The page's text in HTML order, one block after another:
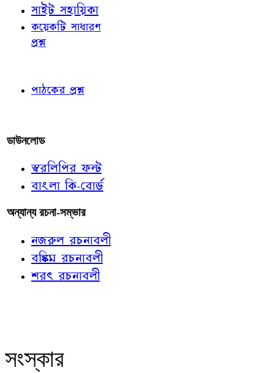
সাইট সহায়িকা
কয়েকটি সাধারণ
প্রশ্ন
পাঠকের প্রশ্ন
ডাউনলোড
স্বরলিপির ফন্ট
বাংলা কি-বোর্ড
অন্যান্য রচনা-সম্ভার
নজরুল রচনাবলী
বঙ্কিম রচনাবলী
শরৎ রচনাবলী
সংস্কার